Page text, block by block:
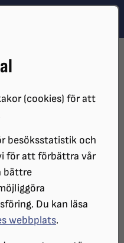
(cookies) för att
besöksstatistik och
för att förbättra vår
bättre
Du kan läsa
webbplats.
OM SRF ÖREBRO
ÖREBRO
2024-12-02